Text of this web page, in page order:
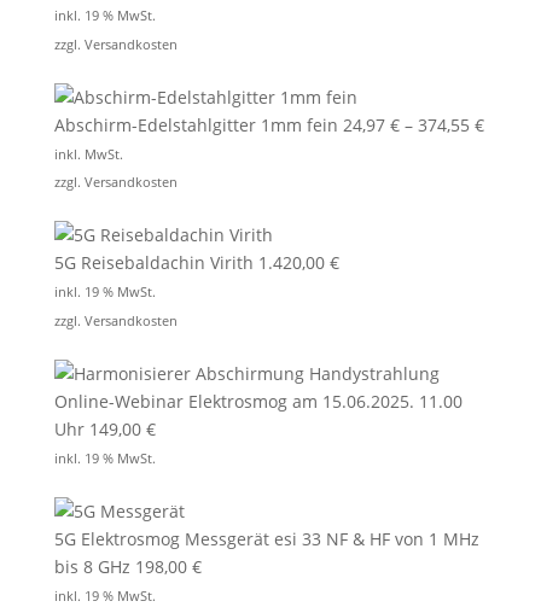
inkl. 19 % MwSt.
zzgl. Versandkosten
Abschirm-Edelstahlgitter 1mm fein 24,97 €– 374,55 €
inkl. MwSt.
zzgl. Versandkosten
5G Reisebaldachin Virith 1.420,00 €
inkl. 19 % MwSt.
zzgl. Versandkosten
Online-Webinar Elektrosmog am 15.06.2025. 11.00
Uhr 149,00 €
inkl. 19 % MwSt.
5G Elektrosmog Messgerät esi 33 NF & HF von 1 MHz
bis 8 GHz 198,00 €
inkl. 19 % MwSt.